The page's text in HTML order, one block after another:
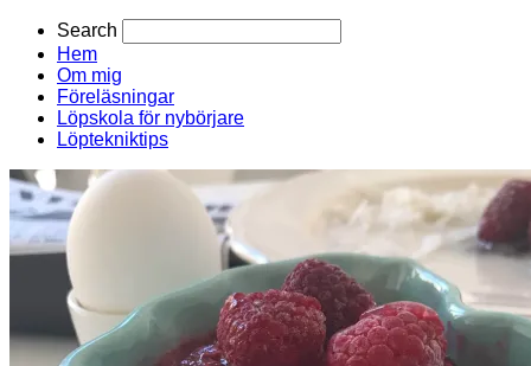
Search
Hem
Om mig
Föreläsningar
Löpskola för nybörjare
Löptekniktips